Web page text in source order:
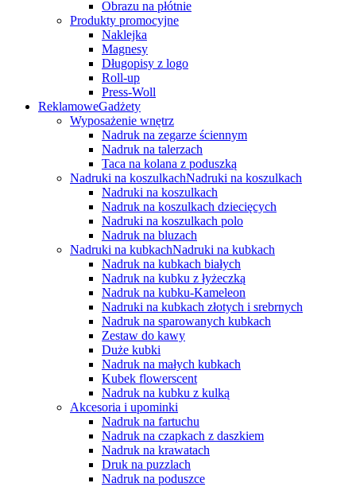
Obrazu na płótnie
Produkty promocyjne
Naklejka
Magnesy
Długopisy z logo
Roll-up
Press-Woll
ReklamoweGadżety
Wyposażenie wnętrz
Nadruk na zegarze ściennym
Nadruk na talerzach
Taca na kolana z poduszką
Nadruki na koszulkachNadruki na koszulkach
Nadruki na koszulkach
Nadruk na koszulkach dziecięcych
Nadruki na koszulkach polo
Nadruk na bluzach
Nadruki na kubkachNadruki na kubkach
Nadruk na kubkach białych
Nadruk na kubku z łyżeczką
Nadruk na kubku-Kameleon
Nadruki na kubkach złotych i srebrnych
Nadruk na sparowanych kubkach
Zestaw do kawy
Duże kubki
Nadruk na małych kubkach
Kubek flowerscent
Nadruk na kubku z kulką
Akcesoria i upominki
Nadruk na fartuchu
Nadruk na czapkach z daszkiem
Nadruk na krawatach
Druk na puzzlach
Nadruk na poduszce